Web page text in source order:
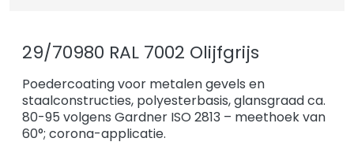
29/70980 RAL 7002 Olijfgrijs
Poedercoating voor metalen gevels en
staalconstructies, polyesterbasis, glansgraad ca.
80-95 volgens Gardner ISO 2813 – meethoek van
60°; corona-applicatie.